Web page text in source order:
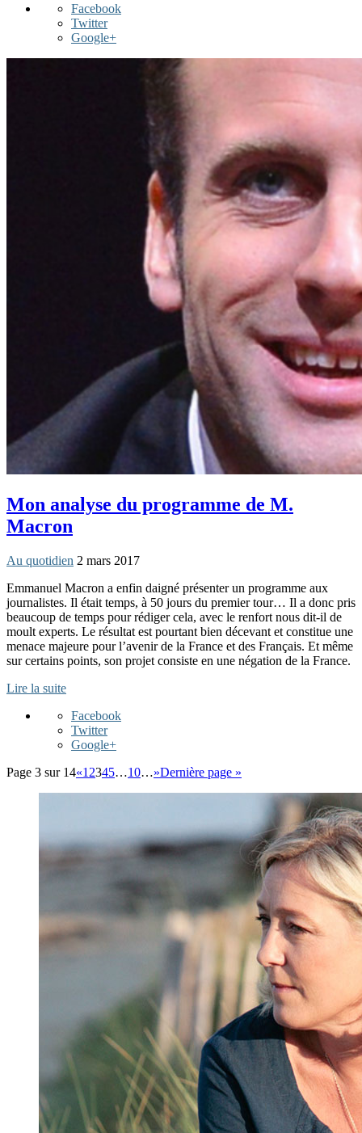
Facebook
Twitter
Google+
Mon analyse du programme de M.
Macron
Au quotidien 2 mars 2017
Emmanuel Macron a enfin daigné présenter un programme aux
journalistes. Il était temps, à 50 jours du premier tour… Il a donc pris
beaucoup de temps pour rédiger cela, avec le renfort nous dit-il de
moult experts. Le résultat est pourtant bien décevant et constitue une
menace majeure pour l’avenir de la France et des Français. Et même
sur certains points, son projet consiste en une négation de la France.
Lire la suite
Facebook
Twitter
Google+
Page 3 sur 14«1 2345…10…»Dernière page »